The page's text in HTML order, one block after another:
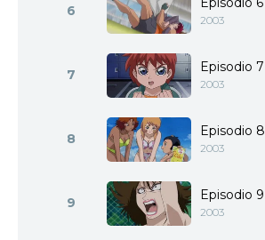
6
2003
7 Episodio 7
2003
8 Episodio 8
2003
9 Episodio 9
2003